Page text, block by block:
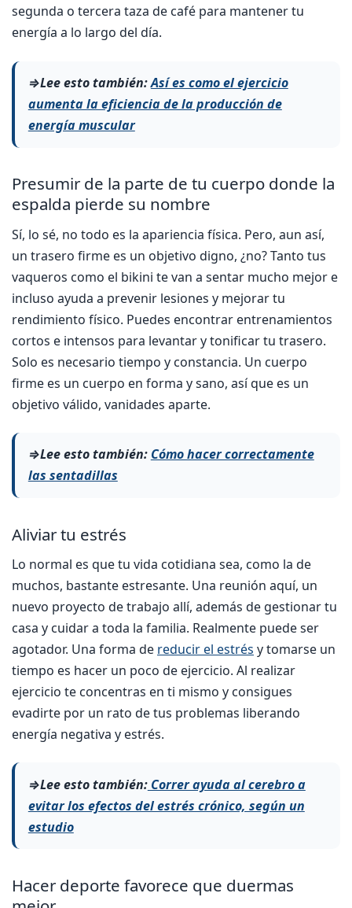
segunda o tercera taza de café para mantener tu
energía a lo largo del día.
⇒Lee esto también:Así es como el ejercicio
aumenta la eficiencia de la producción de
energía muscular
Presumir de la parte de tu cuerpo donde la
espalda pierde su nombre
Sí, lo sé, no todo es la apariencia física. Pero, aun así,
un trasero firme es un objetivo digno, ¿no? Tanto tus
vaqueros como el bikini te van a sentar mucho mejor e
incluso ayuda a prevenir lesiones y mejorar tu
rendimiento físico. Puedes encontrar entrenamientos
cortos e intensos para levantar y tonificar tu trasero.
Solo es necesario tiempo y constancia. Un cuerpo
firme es un cuerpo en forma y sano, así que es un
objetivo válido, vanidades aparte.
⇒Lee esto también: Cómo hacer correctamente
las sentadillas
Aliviar tu estrés
Lo normal es que tu vida cotidiana sea, como la de
muchos, bastante estresante. Una reunión aquí, un
nuevo proyecto de trabajo allí, además de gestionar tu
casa y cuidar a toda la familia. Realmente puede ser
agotador. Una forma de reducir el estrés y tomarse un
tiempo es hacer un poco de ejercicio. Al realizar
ejercicio te concentras en ti mismo y consigues
evadirte por un rato de tus problemas liberando
energía negativa y estrés.
⇒Lee esto también:Correr ayuda al cerebro a
evitar los efectos del estrés crónico, según un
estudio
Hacer deporte favorece que duermas